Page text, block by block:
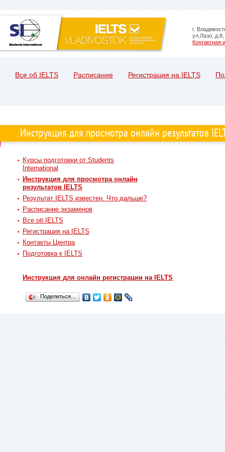
г.
ул.Лазо,
Контактная
Все об IELTS Расписание Регистрация на IELTS
Инструкция для просмотра онлайн результатов
Курсы подготовки от Students
International
Инструкция для просмотра онлайн
результатов IELTS
Результат IELTS известен. Что дальше?
Расписание экзаменов
Все об IELTS
Регистрация на IELTS
Контакты Центра
Подготовка к IELTS
Инструкция для онлайн регистрации на IELTS
Поделиться…